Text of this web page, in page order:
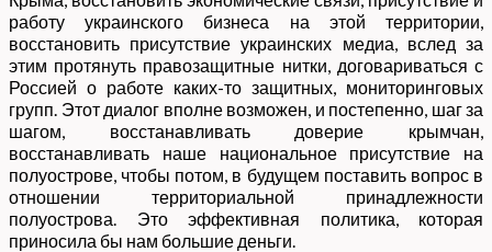
работу украинского бизнеса на этой территории,
восстановить присутствие украинских медиа, вслед за
этим протянуть правозащитные нитки, договариваться с
Россией о работе каких-то защитных, мониторинговых
групп. Этот диалог вполне возможен, и постепенно, шаг за
шагом, восстанавливать доверие крымчан,
восстанавливать наше национальное присутствие на
полуострове, чтобы потом, в будущем поставить вопрос в
отношении территориальной принадлежности
полуострова. Это эффективная политика, которая
приносила бы нам большие деньги.